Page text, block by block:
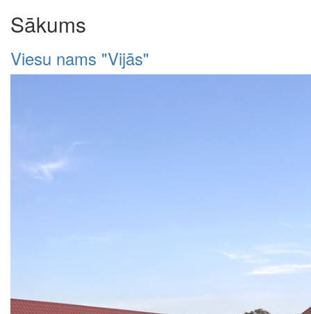
Sākums
Viesu nams "Vijās"